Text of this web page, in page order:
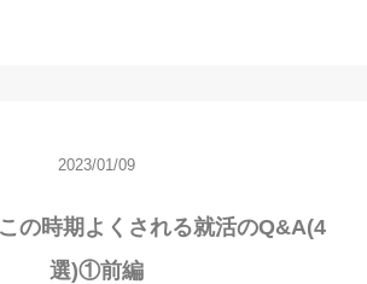
2023/01/09
この時期よくされる就活のQ&A(4
選)①前編